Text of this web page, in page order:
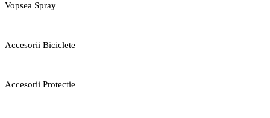
Vopsea Spray
Accesorii Biciclete
Accesorii Protectie